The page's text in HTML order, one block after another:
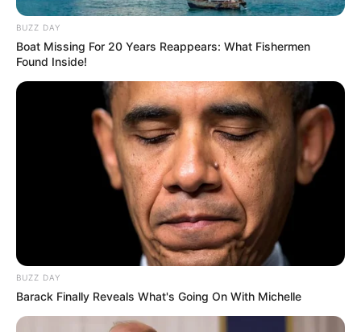
BUZZ DAY
Boat Missing For 20 Years Reappears: What Fishermen
Found Inside!
BUZZ DAY
Barack Finally Reveals What's Going On With Michelle